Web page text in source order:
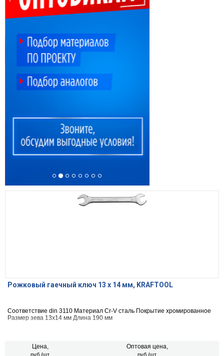
Рожковый гаечный ключ 13 х 14 мм, KRAFTOOL
Соответствие din 3110 Материал Cr-V сталь Покрытие хромированное
Размер зева 13х14 мм Длина 190 мм
Цена,
руб./шт.
Оптовая цена,
руб./шт.